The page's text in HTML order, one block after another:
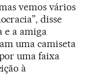
vemos vários
disse
e a amiga
uma camiseta
uma faixa
à